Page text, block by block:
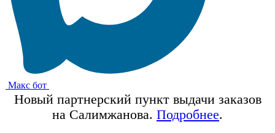
Макс бот
Новый партнерский пункт выдачи заказов
на Салимжанова. Подробнее.